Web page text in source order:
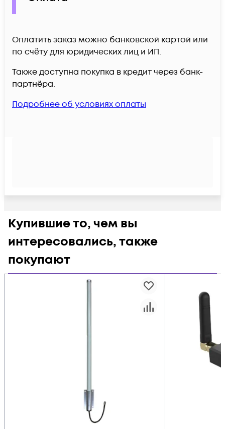
Оплатить заказ можно банковской картой или
по счёту для юридических лиц и ИП.
Также доступна покупка в кредит через банк-
партнёра.
Подробнее об условиях оплаты
Купившие то, чем вы
интересовались, также
покупают